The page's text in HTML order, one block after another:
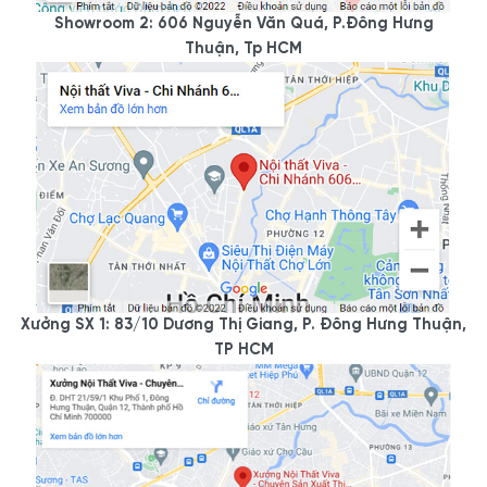
giường.
Đừng bỏ qua những lưu ý cơ bản trong kích thước tủ giúp
trang trí căn phòng đẹp hơn, tiện lợi hơn. Để có được công
năng và thẩm mỹ, bạn cần chú ý một số điểm sau trong
Chiều cao của tủ phải cao hơn chiều cao của giường
Nên chọn ngăn kéotủ đầu giườngkết hợp với hệ kệ.
Chú ý kích thước tủ phải tỷ lệ với kích thước giường,
không quá to cũng không nên quá nhỏ.
5. Mẫu tủ đầu giường đẹp,
giá rẻ
Có đa dạng những kiểutủ kê đầu giường
đang được bán
sẵn trên thị trường. Rất nhiều kiểu dáng, màu sắc, mẫu mã
và kích thước khác nhau.
Sau đây là những gợi ý giúp bạn có được những lựa chọn tủ
để đầu giường tuyệt vời nhất!
Showroom 2: 606 Nguyễn Văn Quá, P.Đông Hưng
Thuận, Tp HCM
Xưởng SX 1: 83/10 Dương Thị Giang, P. Đông Hưng Thuận,
TP HCM